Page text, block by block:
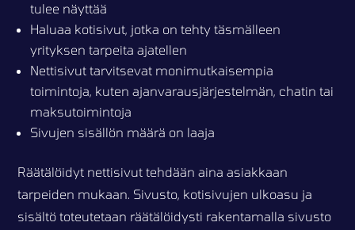
tulee näyttää
Haluaa kotisivut, jotka on tehty täsmälleen
yrityksen tarpeita ajatellen
Nettisivut tarvitsevat monimutkaisempia
toimintoja, kuten ajanvarausjärjestelmän, chatin tai
maksutoimintoja
Sivujen sisällön määrä on laaja
Räätälöidyt nettisivut tehdään aina asiakkaan
tarpeiden mukaan. Sivusto, kotisivujen ulkoasu ja
sisältö toteutetaan räätälöidysti rakentamalla sivusto